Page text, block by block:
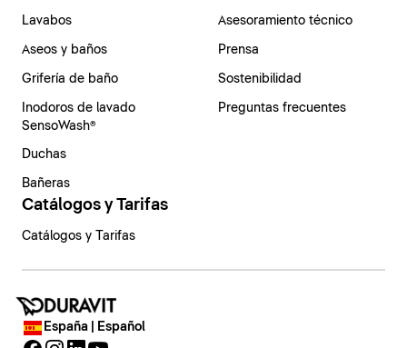
Lavabos
Aseos y baños
Grifería de baño
Inodoros de lavado
SensoWash®
Duchas
Bañeras
Asesoramiento técnico
Prensa
Sostenibilidad
Preguntas frecuentes
Catálogos y Tarifas
Catálogos y Tarifas
España | Español